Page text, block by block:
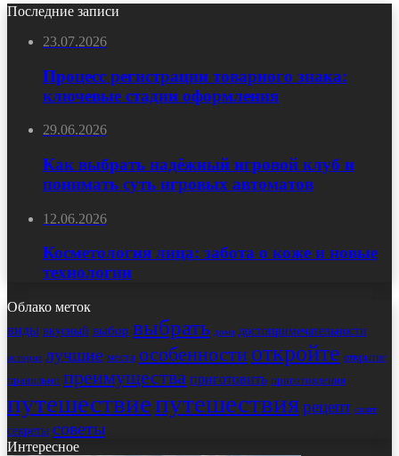
Последние записи
23.07.2026
Процесс регистрации товарного знака:
ключевые стадии оформления
29.06.2026
Как выбрать надёжный игровой клуб и
понимать суть игровых автоматов
12.06.2026
Косметология лица: забота о коже и новые
технологии
Облако меток
виды вкусный выбор выбрать дома достопримечательности
история лучшие места особенности откройте открытие
правильно преимущества приготовить приготовления
путешествиепутешествиярецепт салат
секреты советы
Интересное